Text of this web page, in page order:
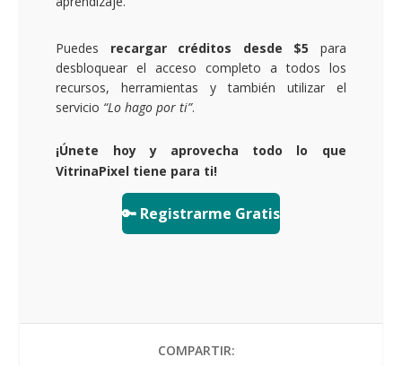
Puedes recargar créditos desde $5 para
desbloquear el acceso completo a todos los
recursos, herramientas y también utilizar el
servicio “Lo hago por ti”.
¡Únete hoy y aprovecha todo lo que
VitrinaPixel tiene para ti!
🔑 Registrarme Gratis
COMPARTIR: